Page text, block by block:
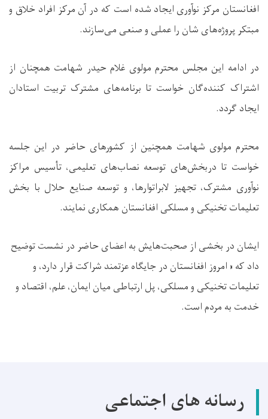
افغانستان مرکز نوآوری ایجاد شده است که در آن مرکز افراد خلاق و
مبتکر پروژه‌های شان را عملی و صنعی می‌سازند.
در ادامه این مجلس محترم مولوی غلام حیدر شهامت همچنان از
اشتراک کننده‌گان خواست تا برنامه‌های مشترک تربیت استادان
ایجاد گردد.
محترم مولوی شهامت همچنین از کشورهای حاضر در این جلسه
خواست تا دربخش‌های توسعه نصاب‌های تعلیمی، تأسیس مراکز
نوآوری مشترک، تجهیز لابراتوارها، و توسعه صنایع حلال با بخش
تعلیمات تخنیکی و مسلکی افغانستان همکاری نمایند.
ایشان در بخشی از صحبت‌هایش به اعضای حاضر در نشست توضیح
داد که « امروز افغانستان در جایگاه عزتمند شراکت قرار دارد، و
تعلیمات تخنیکی و مسلکی، پل ارتباطی میان ایمان، علم، اقتصاد و
خدمت به مردم است.
رسانه های اجتماعی